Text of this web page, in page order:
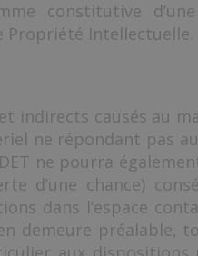
constitutive
Propriété Intellectuelle.
indirects causés au
ne répondant pas
ne pourra
d’une chance)
dans l’espace
demeure préalable,